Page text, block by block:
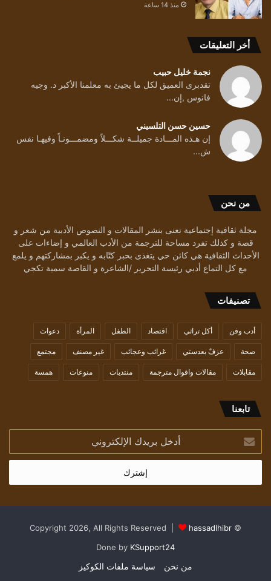
منذ 14 ساعة
أخر التعليقات
نجمة خليل حبيب
تقدبرى العميق لكل ما يجيئ به معلمنا الأكبر د. وجيه
فانوس ,إن...
حسين حسن التلسيني
إن هـذه المـــادة جميلــة شكـــلاً ومضمـــونـاً وفيهـا نفس
ش...
من نحن
مجلة ثقافية إجتماعية تعنى بنشر المقالات و النصوص الأدبية من شعر و
قصة و كذلك تفرد مساحة للترجمة من الأدب العالمي و إضاءات على
الأحداث الثقافية هي كائن حي يتغذى بحبر كتّابه و يكبر بمشاركتهم و يلمع
مع كل التماع أدبي رئيسة التحرير /الشاعرة و القاصة سمية تكجي
تصنيفات
أدب وفن أكل تراثي اقتصاد الطفل المرأة دعوات
صحة عزفٌ بعدستي غرائب وعجائب غير مصنف مجتمع
مقابلات مقالات واقوال مترجمة منتديات منوعات همسة
تابعنا
بريدك
الإلكتروني
© Copyright 2026, All Rights Reserved |
hassadlhibr
Done by KSupport24
من نحن سياسة ملفات الكوكيز